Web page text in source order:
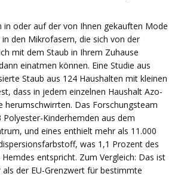
in oder auf der von Ihnen gekauften Mode
den Mikrofasern, die sich von der
mit dem Staub in Ihrem Zuhause
einatmen können. Eine Studie aus
Staub aus 124 Haushalten mit kleinen
dass in jedem einzelnen Haushalt Azo-
herumschwirrten. Das Forschungsteam
Kinderhemden aus dem
und eines enthielt mehr als 11.000
was 1,1 Prozent des
entspricht. Zum Vergleich: Das ist
der EU-Grenzwert für bestimmte